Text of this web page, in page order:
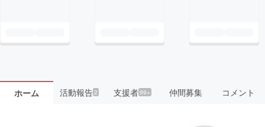
ホーム 活動報告2 支援者99+ 仲間募集 コメント